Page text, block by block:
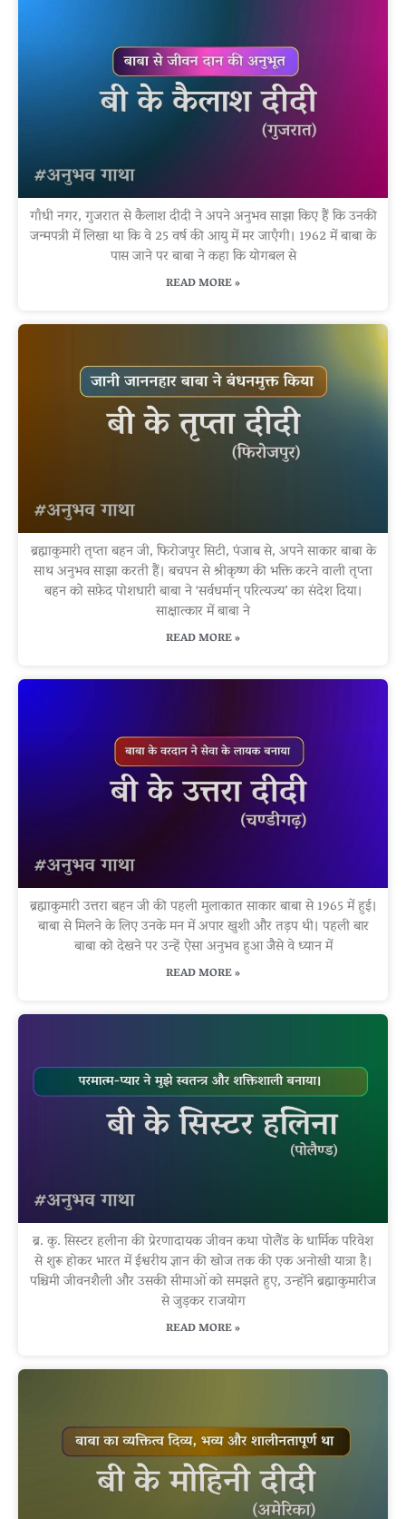
गाँधी नगर, गुजरात से कैलाश दीदी ने अपने अनुभव साझा किए हैं कि उनकी
जन्मपत्री में लिखा था कि वे 25 वर्ष की आयु में मर जाएँगी। 1962 में बाबा के
पास जाने पर बाबा ने कहा कि योगबल से
READ MORE »
ब्रह्माकुमारी तृप्ता बहन जी, फिरोजपुर सिटी, पंजाब से, अपने साकार बाबा के
साथ अनुभव साझा करती हैं। बचपन से श्रीकृष्ण की भक्ति करने वाली तृप्ता
बहन को सफ़ेद पोशधारी बाबा ने ‘सर्वधर्मान् परित्यज्य’ का संदेश दिया।
साक्षात्कार में बाबा ने
READ MORE »
ब्रह्माकुमारी उत्तरा बहन जी की पहली मुलाकात साकार बाबा से 1965 में हुई।
बाबा से मिलने के लिए उनके मन में अपार खुशी और तड़प थी। पहली बार
बाबा को देखने पर उन्हें ऐसा अनुभव हुआ जैसे वे ध्यान में
READ MORE »
ब्र. कु. सिस्टर हलीना की प्रेरणादायक जीवन कथा पोलैंड के धार्मिक परिवेश
से शुरू होकर भारत में ईश्वरीय ज्ञान की खोज तक की एक अनोखी यात्रा है।
पश्चिमी जीवनशैली और उसकी सीमाओं को समझते हुए, उन्होंने ब्रह्माकुमारीज
से जुड़कर राजयोग
READ MORE »